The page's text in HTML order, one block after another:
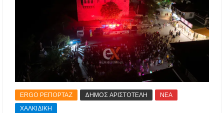
ERGO ΡΕΠΟΡΤΑΖ ΔΗΜΟΣ ΑΡΙΣΤΟΤΕΛΗ
ΝΕΑ
ΧΑΛΚΙΔΙΚΗ